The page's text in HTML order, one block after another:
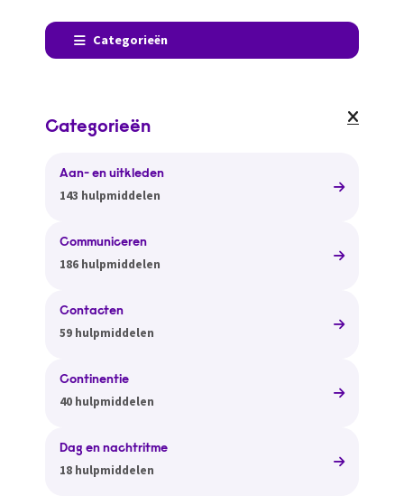
Categorieën
Categorieën
Aan- en uitkleden
143 hulpmiddelen
Communiceren
186 hulpmiddelen
Contacten
59 hulpmiddelen
Continentie
40 hulpmiddelen
Dag en nachtritme
18 hulpmiddelen